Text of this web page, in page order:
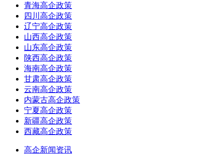
青海高企政策
四川高企政策
辽宁高企政策
山西高企政策
山东高企政策
陕西高企政策
海南高企政策
甘肃高企政策
云南高企政策
内蒙古高企政策
宁夏高企政策
新疆高企政策
西藏高企政策
高企新闻资讯